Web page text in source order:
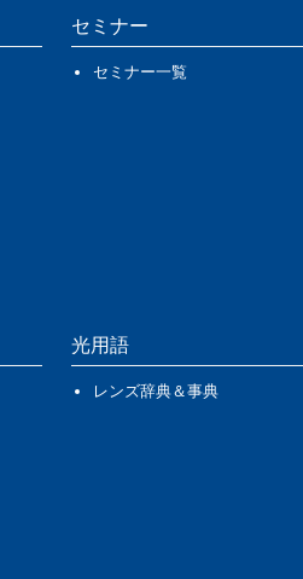
セミナー
セミナー一覧
光用語
レンズ辞典＆事典